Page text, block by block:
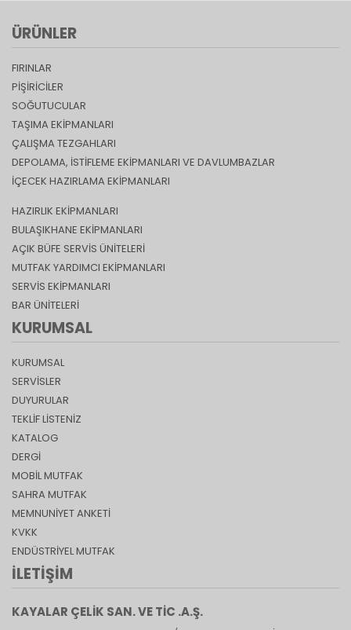
ÜRÜNLER
FIRINLAR
PIŞIRICILER
SOĞUTUCULAR
TAŞIMA EKIPMANLARI
ÇALIŞMA TEZGAHLARI
DEPOLAMA, İSTİFLEME EKİPMANLARI VE DAVLUMBAZLAR
İÇECEK HAZIRLAMA EKIPMANLARI
HAZIRLIK EKIPMANLARI
BULAŞIKHANE EKIPMANLARI
AÇIK BÜFE SERVIS ÜNITELERI
MUTFAK YARDIMCI EKIPMANLARI
SERVIS EKIPMANLARI
BAR ÜNITELERI
KURUMSAL
KURUMSAL
SERVİSLER
DUYURULAR
TEKLİF LİSTENİZ
KATALOG
DERGI
MOBIL MUTFAK
SAHRA MUTFAK
MEMNUNIYET ANKETI
KVKK
ENDÜSTRIYEL MUTFAK
İLETIŞIM
KAYALAR ÇELİK SAN. VE TİC .A.Ş.